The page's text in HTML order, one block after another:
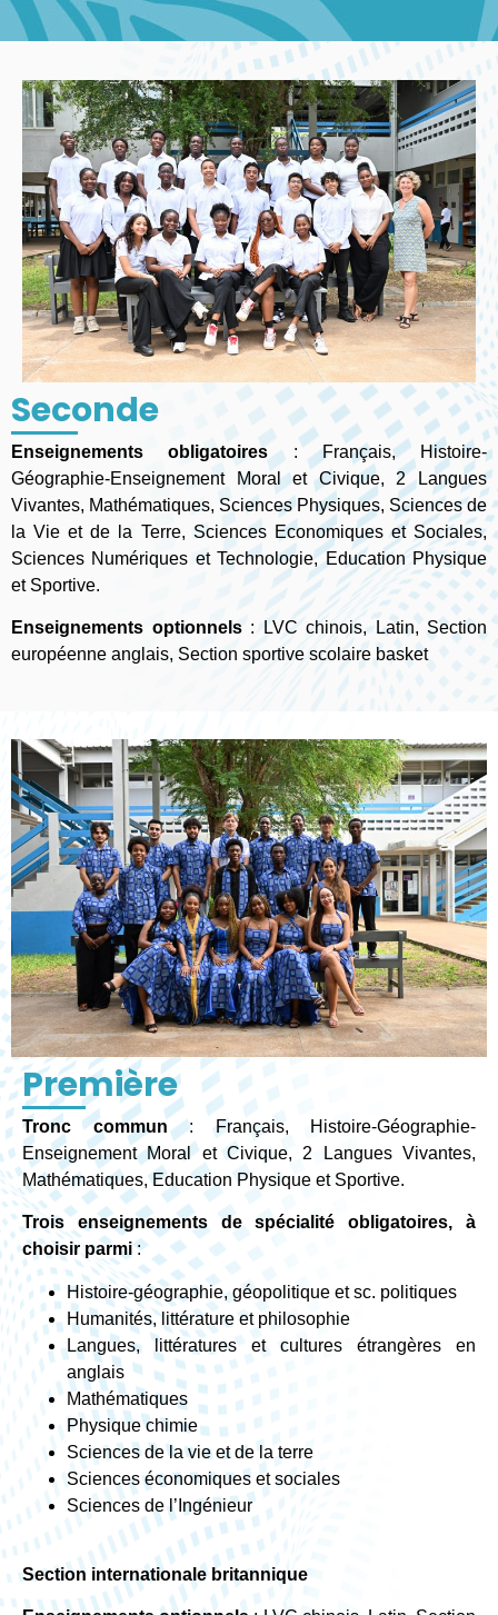
Seconde
Enseignements obligatoires : Français, Histoire-
Géographie-Enseignement Moral et Civique, 2 Langues
Vivantes, Mathématiques, Sciences Physiques, Sciences de
la Vie et de la Terre, Sciences Economiques et Sociales,
Sciences Numériques et Technologie, Education Physique
et Sportive.
Enseignements optionnels: LVC chinois, Latin, Section
européenne anglais, Section sportive scolaire basket
Première
Tronc commun : Français, Histoire-Géographie-
Enseignement Moral et Civique, 2 Langues Vivantes,
Mathématiques, Education Physique et Sportive.
Trois enseignements de spécialité obligatoires, à
choisir parmi:
Histoire-géographie, géopolitique et sc. politiques
Humanités, littérature et philosophie
Langues, littératures et cultures étrangères en
anglais
Mathématiques
Physique chimie
Sciences de la vie et de la terre
Sciences économiques et sociales
Sciences de l’Ingénieur
Section internationale britannique